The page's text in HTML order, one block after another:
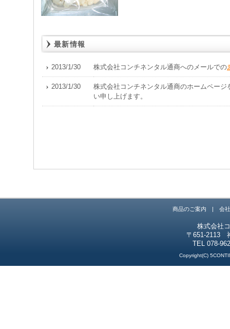
最新情報
2013/1/30 株式会社コンチネンタル通商へのメールでの
2013/1/30
株式会社コンチネンタル通商のホームペー
い申し上げます。
商品のご案内 | 会
株式会社
〒651-2113
TEL 078-
Copyright(C)